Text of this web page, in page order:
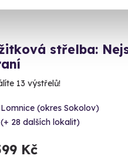
střelba:
13 výstřelů!
Lomnice (okres Sokolov)
(+ 28 dalších lokalit)
Kč